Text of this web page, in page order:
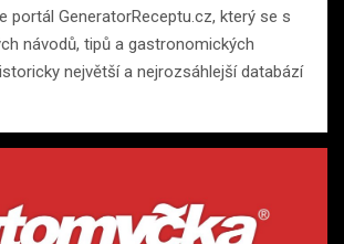
portál GeneratorReceptu.cz, který se s
návodů, tipů a gastronomických
největší a nejrozsáhlejší databází